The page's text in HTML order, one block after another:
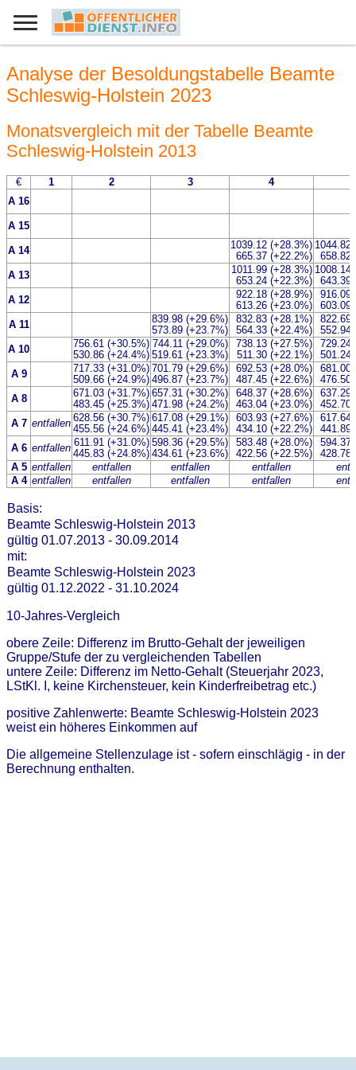
Analyse der Besoldungstabelle Beamte
Schleswig-Holstein 2023
Monatsvergleich mit der Tabelle Beamte
Schleswig-Holstein 2013
€ 1 2 3 4
A 16
A 15
A 14
1039.12 (+28.3%)
665.37 (+22.2%)
1044.82
658.82
A 13
1011.99 (+28.3%)
653.24 (+22.3%)
1008.14
643.39
A 12
922.18 (+28.9%)
613.26 (+23.0%)
916.09
603.09
A 11
839.98 (+29.6%)
573.89 (+23.7%)
832.83 (+28.1%)
564.33 (+22.4%)
822.69
552.94
A 10
756.61 (+30.5%)
530.86 (+24.4%)
744.11 (+29.0%)
519.61 (+23.3%)
738.13 (+27.5%)
511.30 (+22.1%)
729.24
501.24
A 9
717.33 (+31.0%)
509.66 (+24.9%)
701.79 (+29.6%)
496.87 (+23.7%)
692.53 (+28.0%)
487.45 (+22.6%)
681.00
476.50
A 8
671.03 (+31.7%)
483.45 (+25.3%)
657.31 (+30.2%)
471.98 (+24.2%)
648.37 (+28.6%)
463.04 (+23.0%)
637.29
452.70
A 7 entfallen 628.56 (+30.7%)
455.56 (+24.6%)
617.08 (+29.1%)
445.41 (+23.4%)
603.93 (+27.6%)
434.10 (+22.2%)
617.64
441.89
A 6 entfallen 611.91 (+31.0%)
445.83 (+24.8%)
598.36 (+29.5%)
434.61 (+23.6%)
583.48 (+28.0%)
422.56 (+22.5%)
594.37
428.78
A 5 entfallen entfallen entfallen entfallen
A 4 entfallen entfallen entfallen entfallen
Basis:
Beamte Schleswig-Holstein 2013
gültig 01.07.2013 - 30.09.2014
mit:
Beamte Schleswig-Holstein 2023
gültig 01.12.2022 - 31.10.2024
10-Jahres-Vergleich
obere Zeile: Differenz im Brutto-Gehalt der jeweiligen
Gruppe/Stufe der zu vergleichenden Tabellen
untere Zeile: Differenz im Netto-Gehalt (Steuerjahr 2023,
LStKl. I, keine Kirchensteuer, kein Kinderfreibetrag etc.)
positive Zahlenwerte: Beamte Schleswig-Holstein 2023
weist ein höheres Einkommen auf
Die allgemeine Stellenzulage ist - sofern einschlägig - in der
Berechnung enthalten.